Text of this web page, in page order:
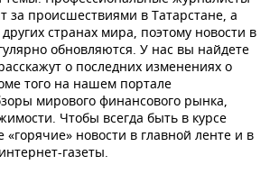
за происшествиями в Татарстане, а
странах мира, поэтому новости в
обновляются. У нас вы найдете
о последних изменениях о
того на нашем портале
мирового финансового рынка,
Чтобы всегда быть в курсе
«горячие» новости в главной ленте и в
газеты.